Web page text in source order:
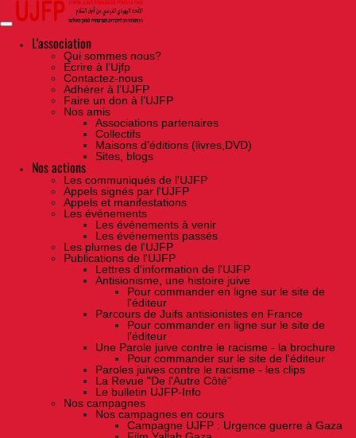
Skip
the
contentL'association
Qui sommes nous?
Ecrire à l’Ujfp
Contactez-nous
Adhérer à l’UJFP
Faire un don à l’UJFP
Nos amis
Associations partenaires
Collectifs
Maisons d’éditions (livres,DVD)
Sites, blogs
Nos actions
Les communiqués de l'UJFP
Appels signés par l'UJFP
Appels et manifestations
Les événements
Les événements à venir
Les événements passés
Les plumes de l'UJFP
Publications de l'UJFP
Lettres d'information de l'UJFP
Antisionisme, une histoire juive
Pour commander en ligne sur le site de
l'éditeur
Parcours de Juifs antisionistes en France
Pour commander en ligne sur le site de
l'éditeur
Une Parole juive contre le racisme - la brochure
Pour commander sur le site de l'éditeur
Paroles juives contre le racisme - les clips
La Revue "De l'Autre Côté"
Le bulletin UJFP-Info
Nos campagnes
Nos campagnes en cours
Campagne UJFP : Urgence guerre à Gaza